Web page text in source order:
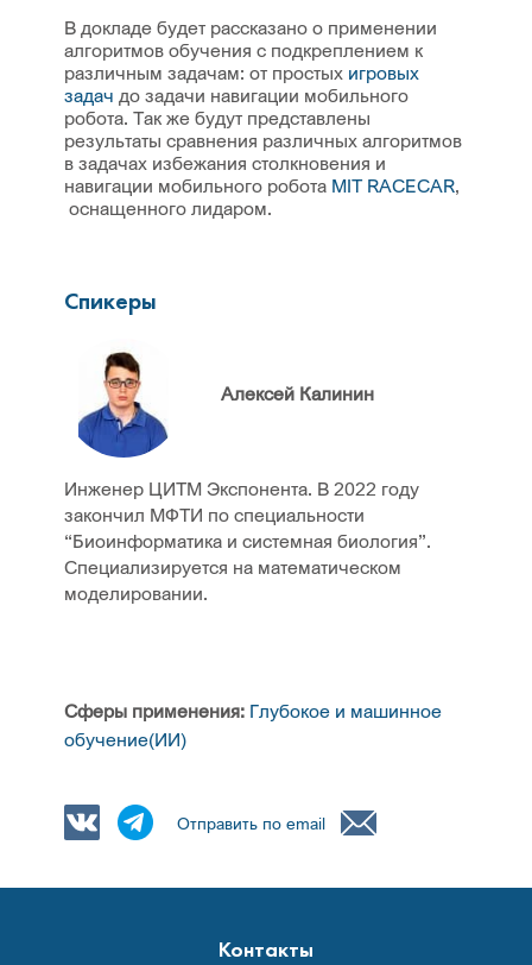
В докладе будет рассказано о применении
алгоритмов обучения с подкреплением к
различным задачам: от простых игровых
задач до задачи навигации мобильного
робота. Так же будут представлены
результаты сравнения различных алгоритмов
в задачах избежания столкновения и
навигации мобильного робота MIT RACECAR,
оснащенного лидаром.
Спикеры
Алексей Калинин
Инженер ЦИТМ Экспонента. В 2022 году
закончил МФТИ по специальности
“Биоинформатика и системная биология”.
Специализируется на математическом
моделировании.
Сферы применения: Глубокое и машинное
обучение(ИИ)
Отправить по email
Контакты